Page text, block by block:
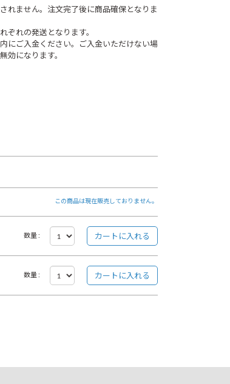
れません。注文完了後に商品確保となりま
れの発送となります。
にご入金ください。ご入金いただけない場
効になります。
この商品は現在販売しておりません。
数量 :
数量 :